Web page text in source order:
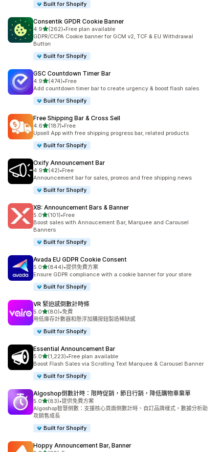
Built for Shopify
Consentik GPDR Cookie Banner
4.9滿分 5 顆星
(262)
共有 262 則評價
•Free plan available
GDPR/CCPA Cookie banner for GCM v2, TCF & EU Withdrawal
Button
Built for Shopify
GSC Countdown Timer Bar
4.9滿分 5 顆星
(474)
共有 474 則評價
•Free
Add countdown timer bar to create urgency & boost flash sales
Built for Shopify
Free Shipping Bar & Cross Sell
4.6滿分 5 顆星
(187)
共有 187 則評價
•Free
Upsell App with free shipping progress bar, related products
Built for Shopify
Oxify Announcement Bar
4.9滿分 5 顆星
(42)
共有 42 則評價
•Free
Announcement bar for sales, promos and free shipping news
Built for Shopify
XB: Announcement Bars & Banner
5.0滿分 5 顆星
(101)
共有 101 則評價
•Free
Boost sales with Annoucement Bar, Marquee and Carousel
Banners
Built for Shopify
Avada EU GDPR Cookie Consent
5.0滿分 5 顆星
(844)
共有 844 則評價
•提供免費方案
Ensure GDPR compliance with a cookie banner for your store
Built for Shopify
VR 緊迫感倒數計時條
5.0滿分 5 顆星
(80)
共有 80 則評價
•免費
用低庫存計數器和懸浮加購按鈕製造稀缺感
Built for Shopify
Essential Announcement Bar
5.0滿分 5 顆星
(1,223)
共有 1223 則評價
•Free plan available
Boost Flash Sales via Scrolling Text Marquee & Carousel Banner
Built for Shopify
Algoshop倒數計時：限時促銷，節日行銷，降低購物車棄單
5.0滿分 5 顆星
(83)
共有 83 則評價
•提供免費方案
Algoshop智慧倒數：支援核心頁面倒數計時、自訂品牌樣式，數據分析助
攻銷售成長
Built for Shopify
Hoppy Announcement Bar, Banner